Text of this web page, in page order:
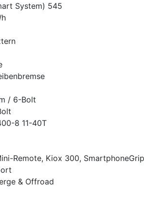
System) 545
/ 6-Bolt
8 11-40T
Remote, Kiox 300,
& Offroad